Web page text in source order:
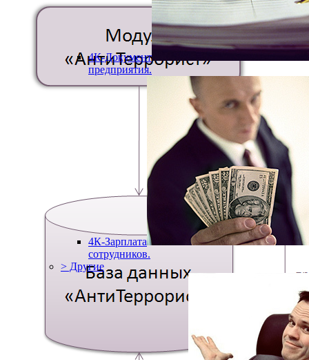
4К-Документ
предприятия.
4К-Зарплата
сотрудников.
> Другие